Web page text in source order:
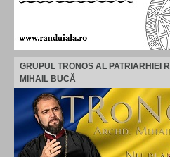
GRUPUL TRONOS AL PATRIARHIEI
MIHAIL BUCĂ